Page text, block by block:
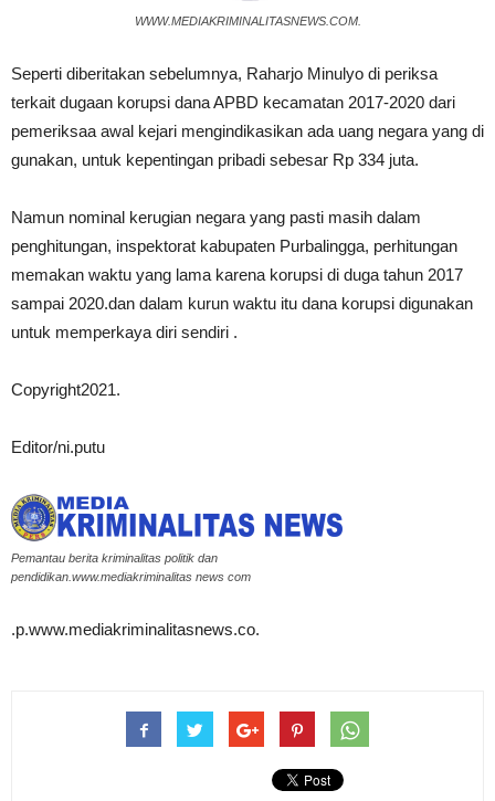
WWW.MEDIAKRIMINALITASNEWS.COM.
Seperti diberitakan sebelumnya, Raharjo Minulyo di periksa
terkait dugaan korupsi dana APBD kecamatan 2017-2020 dari
pemeriksaa awal kejari mengindikasikan ada uang negara yang di
gunakan, untuk kepentingan pribadi sebesar Rp 334 juta.
Namun nominal kerugian negara yang pasti masih dalam
penghitungan, inspektorat kabupaten Purbalingga, perhitungan
memakan waktu yang lama karena korupsi di duga tahun 2017
sampai 2020.dan dalam kurun waktu itu dana korupsi digunakan
untuk memperkaya diri sendiri .
Copyright2021.
Editor/ni.putu
Pemantau berita kriminalitas politik dan
pendidikan.www.mediakriminalitas news com
.p.www.mediakriminalitasnews.co.